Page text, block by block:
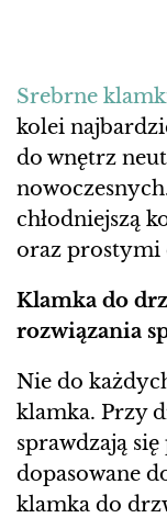
Srebrne
kolei
do wnętrz
chłodniejszą
oraz prostymi
Klamka do
rozwiązania
Nie do
klamka. Przy
sprawdzają
dopasowane
klamka do